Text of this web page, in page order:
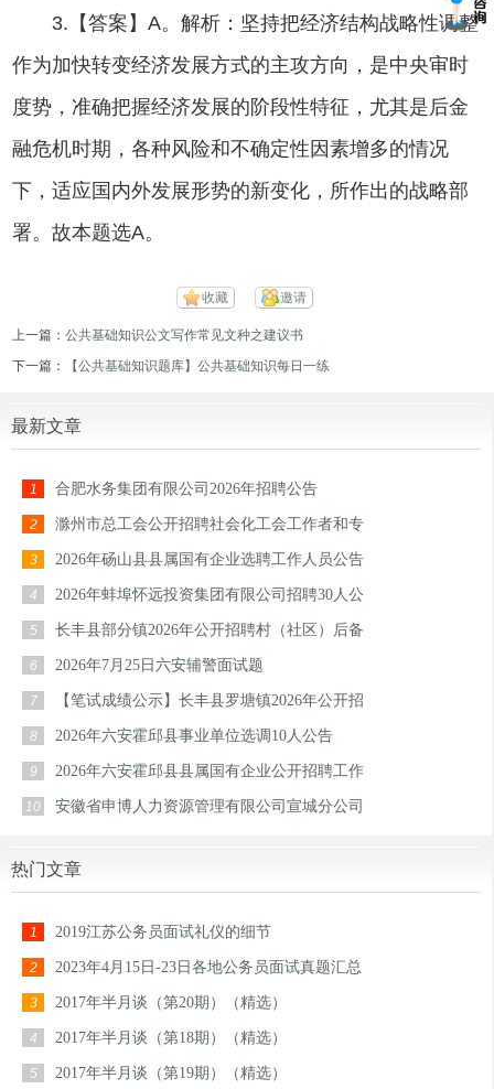
3.【答案】A。解析：坚持把经济结构战略性调整
作为加快转变经济发展方式的主攻方向，是中央审时
度势，准确把握经济发展的阶段性特征，尤其是后金
融危机时期，各种风险和不确定性因素增多的情况
下，适应国内外发展形势的新变化，所作出的战略部
署。故本题选A。
收藏 邀请
上一篇：公共基础知识公文写作常见文种之建议书
下一篇：
【公共基础知识题库】公共基础知识每日一练
最新文章
1 合肥水务集团有限公司2026年招聘公告
2 滁州市总工会公开招聘社会化工会工作者和专
3 2026年砀山县县属国有企业选聘工作人员公告
4 2026年蚌埠怀远投资集团有限公司招聘30人公
5 长丰县部分镇2026年公开招聘村（社区）后备
6 2026年7月25日六安辅警面试题
7 【笔试成绩公示】长丰县罗塘镇2026年公开招
8 2026年六安霍邱县事业单位选调10人公告
9 2026年六安霍邱县县属国有企业公开招聘工作
10 安徽省申博人力资源管理有限公司宣城分公司
热门文章
1 2019江苏公务员面试礼仪的细节
2 2023年4月15日-23日各地公务员面试真题汇总
3 2017年半月谈（第20期）（精选）
4 2017年半月谈（第18期）（精选）
5 2017年半月谈（第19期）（精选）